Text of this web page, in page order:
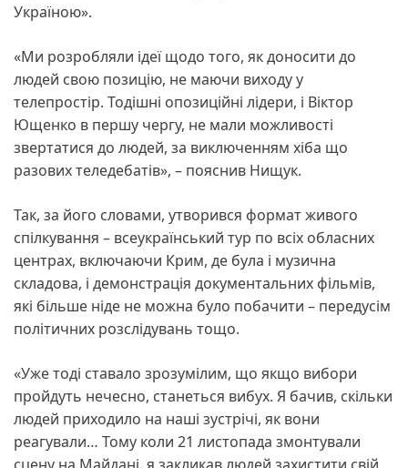
Україною».
«Ми розробляли ідеї щодо того, як доносити до
людей свою позицію, не маючи виходу у
телепростір. Тодішні опозиційні лідери, і Віктор
Ющенко в першу чергу, не мали можливості
звертатися до людей, за виключенням хіба що
разових теледебатів», – пояснив Нищук.
Так, за його словами, утворився формат живого
спілкування – всеукраїнський тур по всіх обласних
центрах, включаючи Крим, де була і музична
складова, і демонстрація документальних фільмів,
які більше ніде не можна було побачити – передусім
політичних розслідувань тощо.
«Уже тоді ставало зрозумілим, що якщо вибори
пройдуть нечесно, станеться вибух. Я бачив, скільки
людей приходило на наші зустрічі, як вони
реагували… Тому коли 21 листопада змонтували